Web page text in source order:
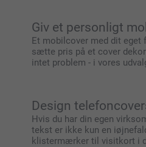
Giv et personligt
Et mobilcover med dit
sætte pris på et cover
intet problem - i vores
Design
Hvis du har din egen
tekst er ikke kun en
klistermærker til visitkort i